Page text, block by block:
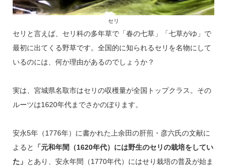
セリ
セリと言えば、セリ科の多年草で「春の七草」「七草がゆ」で
最初に出てくる野草です。全国的に知られるセリを名物にして
いるのには、何か理由があるのでしょうか？
実は、宮城県名取市はセリの収穫量が全国トップクラス。その
ルーツは1620年代までさかのぼります。
安永5年（1776年）に書かれた上余田の肝煎・彦六氏の文献に
よると
「元和年間（1620年代）には野生のセリの栽培をしてい
た」 とあり、安永年間（1770年代）にはせり栽培の普及が始ま